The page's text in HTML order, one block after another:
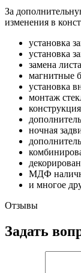
За
изменения в
установка
установка
замена
магнитные
установка
монтаж
ночная
МДФ
и многое
Отзывы
Задать